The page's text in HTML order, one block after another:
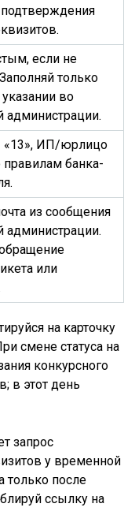
если не
только
во
администрации.
«13», ИП/юрлицо
правилам банка-
из сообщения
администрации.
или
на карточку
смене статуса на
конкурсного
в этот день
запрос
у временной
только после
ссылку на